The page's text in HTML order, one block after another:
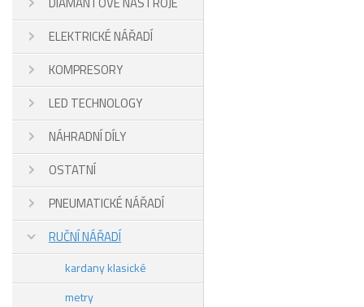
ELEKTRICKÉ NÁŘADÍ
KOMPRESORY
LED TECHNOLOGY
NÁHRADNÍ DÍLY
OSTATNÍ
PNEUMATICKÉ NÁŘADÍ
RUČNÍ NÁŘADÍ
kardany klasické
metry